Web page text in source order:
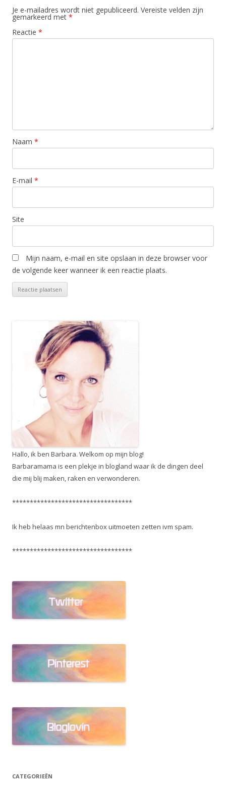
Je e-mailadres wordt niet gepubliceerd. Vereiste velden zijn
gemarkeerd met *
Reactie *
Naam *
E-mail *
Site
Mijn naam, e-mail en site opslaan in deze browser voor
de volgende keer wanneer ik een reactie plaats.
Hallo, ik ben Barbara. Welkom op mijn blog!
Barbaramama is een plekje in blogland waar ik de dingen deel
die mij blij maken, raken en verwonderen.
**********************************
Ik heb helaas mn berichtenbox uitmoeten zetten ivm spam.
**********************************
CATEGORIEËN